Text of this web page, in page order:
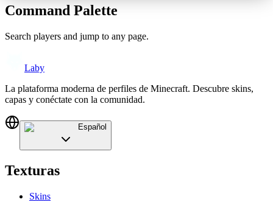
Command Palette
Search players and jump to any page.
Laby
La plataforma moderna de perfiles de Minecraft. Descubre skins,
capas y conéctate con la comunidad.
Español
Texturas
Skins